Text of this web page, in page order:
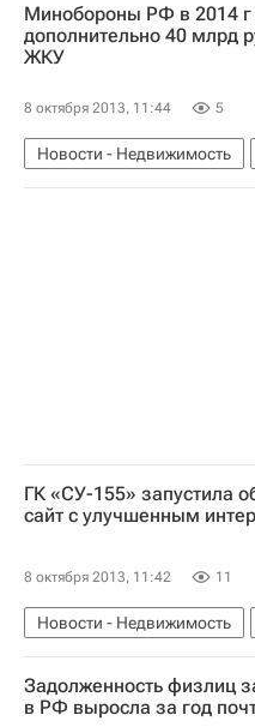
Архитектура
Россия
Минобороны РФ в 2014 г
дополнительно 40 млрд
ЖКУ
8 октября 2013, 11:44 5
Новости - Недвижимость
Инфраструктура
Россия
ГК «СУ-155» запустила
сайт с улучшенным
8 октября 2013, 11:42 11
Новости - Недвижимость
Россия
Задолженность физлиц
в РФ выросла за год